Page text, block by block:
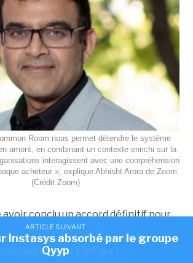
ARTICLE SUIVANT
la start-up Common Room,
spécialiste du FinOps
Room nous permet détendre le système
amont, en combinant un contexte enrichi sur la
interagissent avec une compréhension
acheteur », explique Abhisht Arora de Zoom.
(Crédit Zoom)
avoir conclu un accord définitif pour
Room qui édite une solution,
permettant d'analyser et de
les signaux d'achat éparpillés d'un
ARTICLE SUIVANT
Instasys absorbé par le groupe
Qyyp